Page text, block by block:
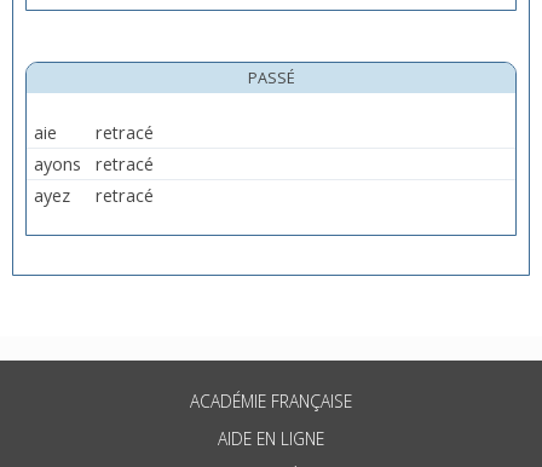
PASSÉ
aie
retracé
ayons
retracé
ayez
retracé
ACADÉMIE FRANÇAISE
AIDE EN LIGNE